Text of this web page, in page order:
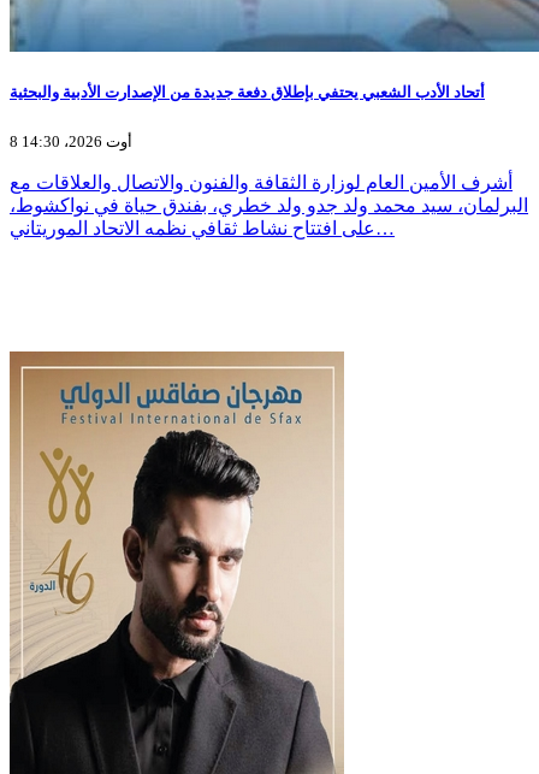
أتحاد الأدب الشعبي يحتفي بإطلاق دفعة جديدة من الإصدارت الأدبية والبحثية
8 أوت 2026، 14:30
أشرف الأمين العام لوزارة الثقافة والفنون والاتصال والعلاقات مع
البرلمان، سيد محمد ولد جدو ولد خطري، بفندق حياة في نواكشوط،
على افتتاح نشاط ثقافي نظمه الاتحاد الموريتاني…